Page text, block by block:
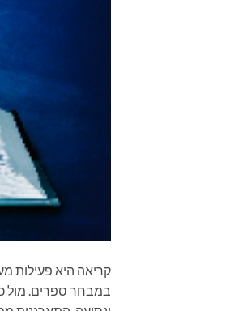
קריאה היא פעילות
במבחר ספרים. מול